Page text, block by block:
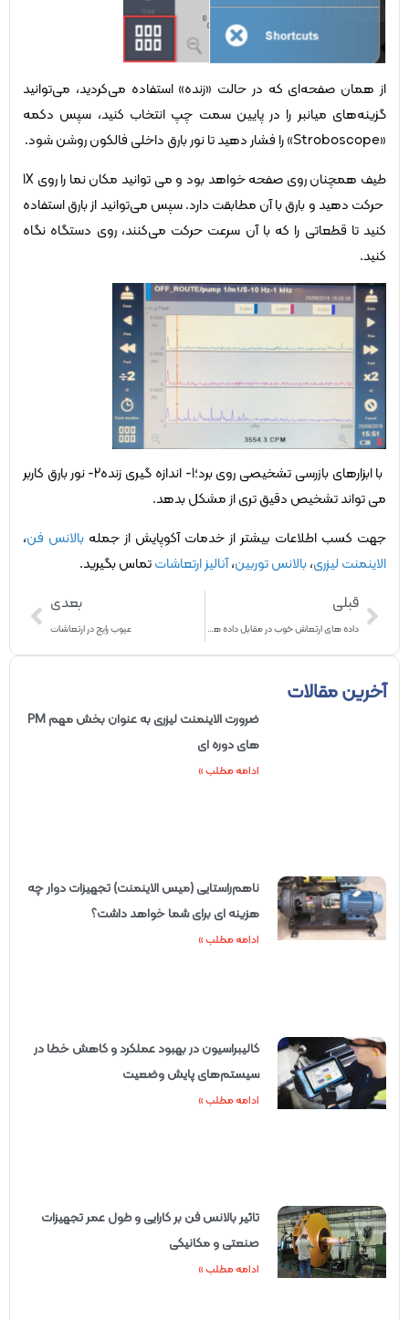
از همان صفحه‌ای که در حالت «زنده» استفاده می‌کردید، می‌توانید
گزینه‌های میانبر را در پایین سمت چپ انتخاب کنید، سپس دکمه
«Stroboscope» را فشار دهید تا نور بارق داخلی فالکون روشن شود.
طیف همچنان روی صفحه خواهد بود و می توانید مکان نما را روی 1X
حرکت دهید و بارق با آن مطابقت دارد. سپس می‌توانید از بارق استفاده
کنید تا قطعاتی را که با آن سرعت حرکت می‌کنند، روی دستگاه نگاه
کنید.
با ابزارهای بازرسی تشخیصی روی برد؛1- اندازه گیری زنده2- نور بارق کاربر
می تواند تشخیص دقیق تری از مشکل بدهد.
جهت کسب اطلاعات بیشتر از خدمات آکوپایش از جمله بالانس فن،
الاینمنت لیزری،بالانس توربین،آنالیز ارتعاشاتتماس بگیرید.
قبلی
داده های ارتعاش خوب در مقابل داده های ارتعاش بد
بعدی
عیوب رایج در ارتعاشات
آخرین مقالات
ضرورت الاینمنت لیزری به عنوان بخش مهم PM
های دوره ای
ادامه مطلب »
ناهم‌راستایی (میس الاینمنت) تجهیزات دوار چه
هزینه ای برای شما خواهد داشت؟
ادامه مطلب »
کالیبراسیون در بهبود عملکرد و کاهش خطا در
سیستم‌های پایش وضعیت
ادامه مطلب »
تاثیر بالانس فن بر کارایی و طول عمر تجهیزات
صنعتی و مکانیکی
ادامه مطلب »